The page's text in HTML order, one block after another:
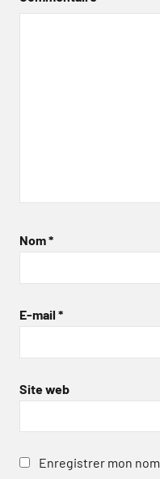
Nom*
E-mail *
Site web
Enregistrer mon